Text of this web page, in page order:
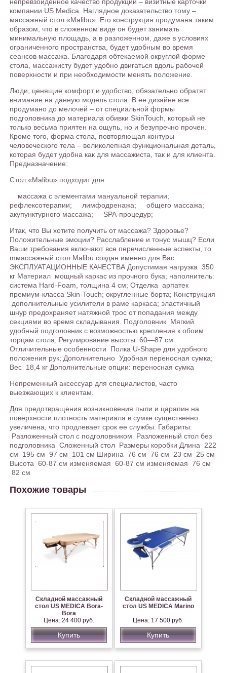
непревзойденное качество продукции – визитные карточки
компании US Medica. Наглядное доказательство тому –
массажный стол «Malibu». Его конструкция продумана таким
образом, что в сложенном виде он будет занимать
минимальную площадь, а в разложенном, даже в условиях
ограниченного пространства, будет удобным во время
сеансов массажа. Благодаря обтекаемой округлой форме
стола, массажисту будет удобно двигаться вдоль рабочей
поверхности и при необходимости менять положение.
Люди, ценящие комфорт и удобство, обязательно обратят
внимание на данную модель стола. В ее дизайне все
продумано до мелочей – от специальной формы
подголовника до материала обивки SkinTouch, который не
только весьма приятен на ощупь, но и безупречно прочен.
Кроме того, форма стола, повторяющая контуры
человеческого тела – великолепная функциональная деталь,
которая будет удобна как для массажиста, так и для клиента.
Предназначение:
Стол «Malibu» подходит для:
массажа с элементами мануальной терапии;
рефлексотерапии; лимфодренажа; общего массажа;
акупунктурного массажа; SPA-процедур;
Итак, что Вы хотите получить от массажа? Здоровье?
Положительные эмоции? Расслабление и тонус мышц? Если
Ваши требования включают все перечисленные аспекты, то
mмассажный стол Malibu создан именно для Вас.
ЭКСПЛУАТАЦИОННЫЕ КАЧЕСТВА Допустимая нагрузка 350
кг Материал мощный каркас из прочного бука; наполнитель:
система Hard-Foam, толщина 4 см; Отделка арпатек
премиум-класса Skin-Touch; округленные борта; Конструкция
дополнительные усилители в раме каркаса; эластичный
шнур предохраняет натяжной трос от попадания между
секциями во время складывания. Подголовник Мягкий
удобный подголовник с возможностью крепления к обоим
торцам стола; Регулирование высоты 60—87 см
Отличительные особенности Полка U-Shape для удобного
положения рук; Дополнительно Удобная переносная сумка;
Вес 18,4 кг Дополнительные опции: переносная сумка
Непременный аксессуар для специалистов, часто
выезжающих к клиентам.
Для предотвращения возникновения пыли и царапин на
поверхности плотность материала в сумке существенно
увеличена, что продлевает срок ее службы. Габариты:
Разложенный стол с подголовником Разложенный стол без
подголовника Сложенный стол Размеры коробки Длина 222
см 195 см 97 см 101 см Ширина 76 см 76 см 23 см 25 см
Высота 60-87 см изменяемая 60-87 см изменяемая 76 см
82 см
Похожие товары
Складной массажный
стол US MEDICA Bora-
Bora
Цена: 24 400 руб.
Купить
Складной массажный
стол US MEDICA Marino
Цена: 17 500 руб.
Купить